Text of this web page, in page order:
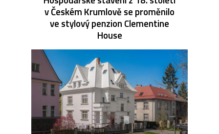
v Českém Krumlově se proměnilo
ve stylový penzion Clementine
House